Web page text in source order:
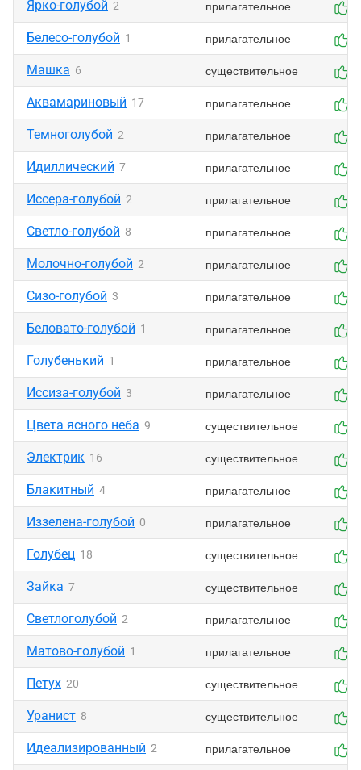
Ярко-голубой 2 прилагательное
Белесо-голубой 1 прилагательное
Машка 6 существительное
Аквамариновый 17 прилагательное
Темноголубой 2 прилагательное
Идиллический 7 прилагательное
Иссера-голубой 2 прилагательное
Светло-голубой 8 прилагательное
Молочно-голубой 2 прилагательное
Сизо-голубой 3 прилагательное
Беловато-голубой 1 прилагательное
Голубенький 1 прилагательное
Иссиза-голубой 3 прилагательное
Цвета ясного неба 9 существительное
Электрик 16 существительное
Блакитный 4 прилагательное
Иззелена-голубой 0 прилагательное
Голубец 18 существительное
Зайка 7 существительное
Светлоголубой 2 прилагательное
Матово-голубой 1 прилагательное
Петух 20 существительное
Уранист 8 существительное
Идеализированный 2 прилагательное